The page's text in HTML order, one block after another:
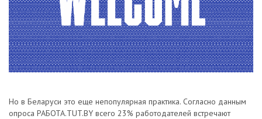
Но в Беларуси это еще непопулярная практика. Согласно данным
опроса РАБОТА.TUT.BY всего 23% работодателей встречают